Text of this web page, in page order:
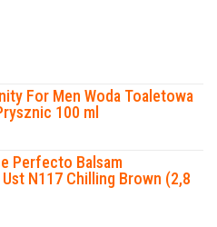
For Men Woda Toaletowa
100 ml
Perfecto Balsam
N117 Chilling Brown (2,8